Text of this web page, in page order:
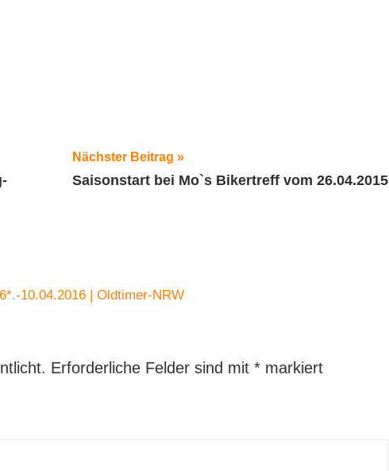
Nächster Beitrag
Saisonstart bei Mo`s Bikertreff vom 26.04.2015
10.04.2016 | Oldtimer-NRW
Erforderliche Felder sind mit * markiert